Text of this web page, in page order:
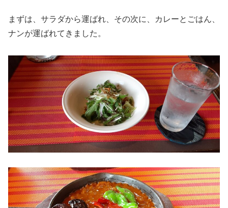
まずは、サラダから運ばれ、その次に、カレーとごはん、
ナンが運ばれてきました。